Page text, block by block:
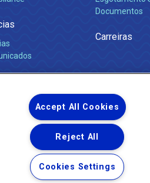
Documentos
Carreiras
os Direitos Reservados.
Accept All Cookies
Reject All
Cookies Settings